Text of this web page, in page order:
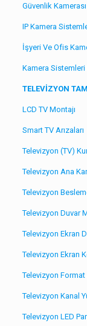
Güvenlik
IP Kamera
İşyeri Ve Ofis
Kamera Sistemleri
TELEVİZYON
LCD TV Montajı
Smart TV Arızaları
Televizyon (TV)
Televizyon Ana
Televizyon
Televizyon Duvar
Televizyon Ekran
Televizyon Ekran
Televizyon Format
Televizyon Kanal
Televizyon LED